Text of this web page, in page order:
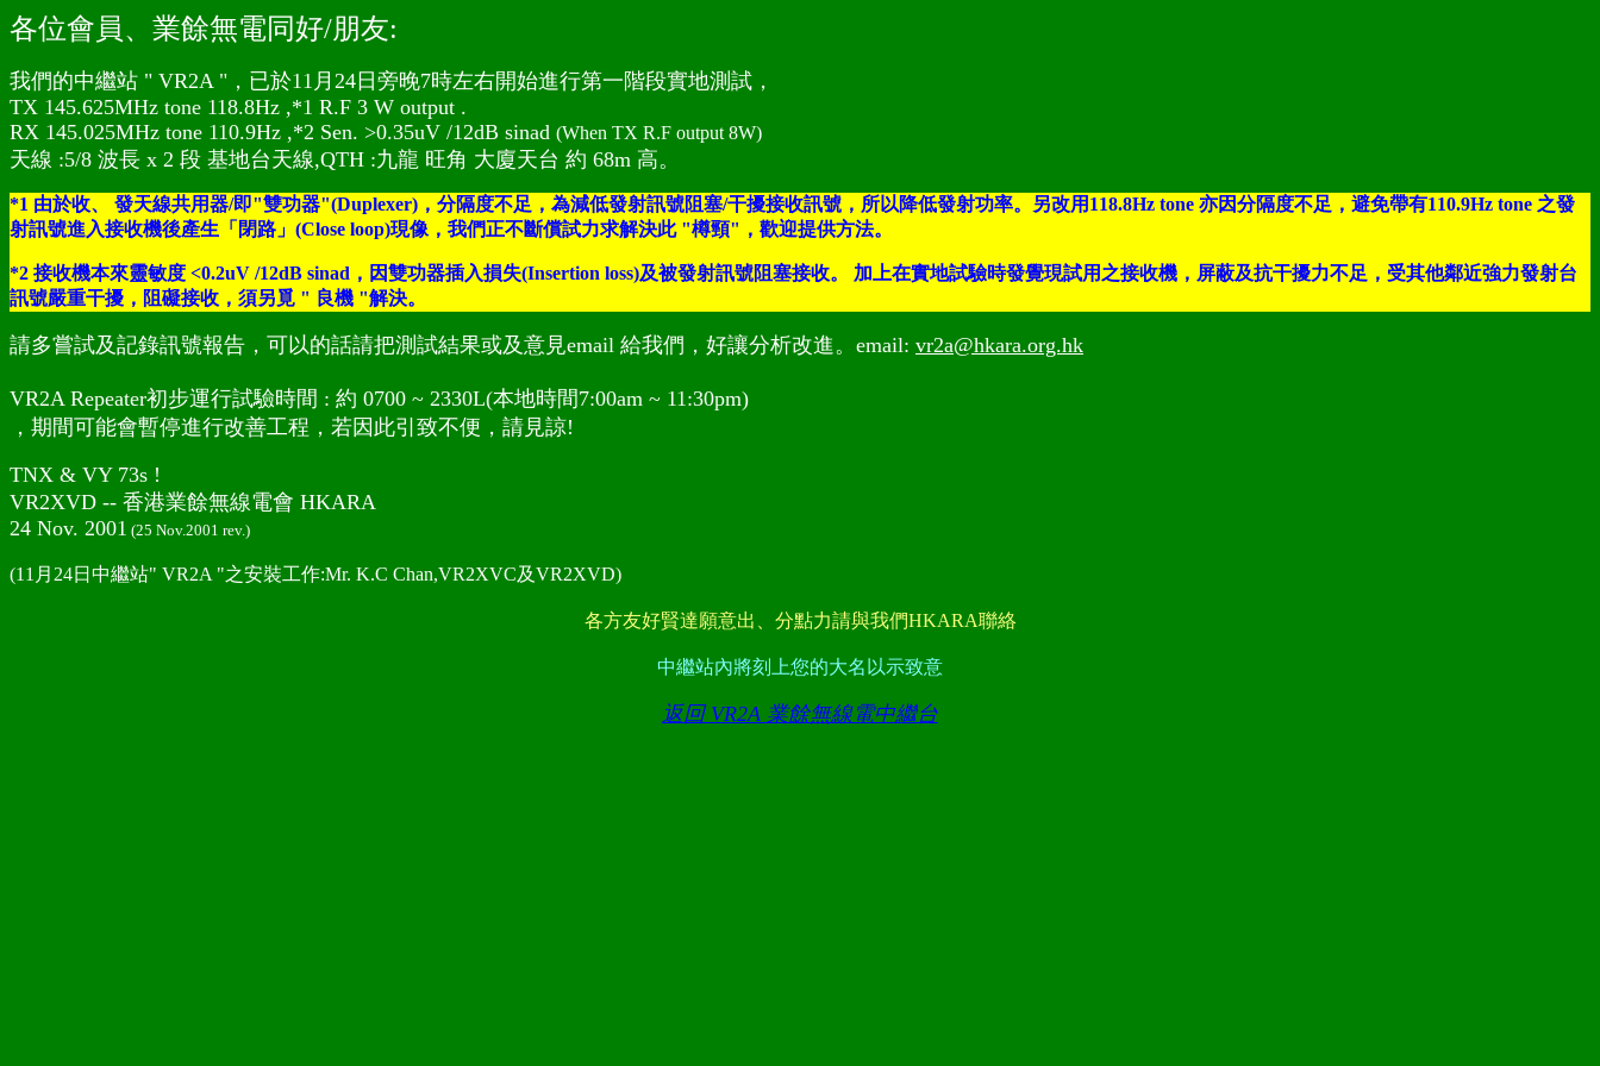
各位會員、業餘無電同好/朋友:
我們的中繼站 " VR2A "，已於11月24日旁晚7時左右開始進行第一階段實地測試，
TX 145.625MHz tone 118.8Hz ,*1 R.F 3 W output .
RX 145.025MHz tone 110.9Hz ,*2 Sen. >0.35uV /12dB sinad (When TX R.F output 8W)
天線 :5/8 波長 x 2 段 基地台天線,QTH :九龍 旺角 大廈天台 約 68m 高。
*1 由於收、 發天線共用器/即"雙功器"(Duplexer)，分隔度不足，為減低發射訊號阻塞/干擾接收訊號，所以降低發射功率。另改用118.8Hz tone 亦因分隔度不足，避免帶有110.9Hz tone 之發
射訊號進入接收機後產生「閉路」(Close loop)現像，我們正不斷償試力求解決此 "樽頸"，歡迎提供方法。
*2 接收機本來靈敏度 <0.2uV /12dB sinad，因雙功器插入損失(Insertion loss)及被發射訊號阻塞接收。 加上在實地試驗時發覺現試用之接收機，屏蔽及抗干擾力不足，受其他鄰近強力發射台
訊號嚴重干擾，阻礙接收，須另覓 " 良機 "解決。
請多嘗試及記錄訊號報告，可以的話請把測試結果或及意見email 給我們 ，好讓分析改進。email: vr2a@hkara.org.hk
VR2A Repeater初步運行試驗時間 : 約 0700 ~ 2330L(本地時間7:00am ~ 11:30pm)
，期間可能會暫停進行改善工程，若因此引致不便，請見諒!
TNX & VY 73s !
VR2XVD -- 香港業餘無線電會 HKARA
24 Nov. 2001 (25 Nov.2001 rev.)
(11月24日中繼站" VR2A "之安裝工作:Mr. K.C Chan,VR2XVC及VR2XVD)
各方友好賢達願意出、分點力請與我們HKARA聯絡
中繼站內將刻上您的大名以示致意
返回 VR2A 業餘無線電中繼台